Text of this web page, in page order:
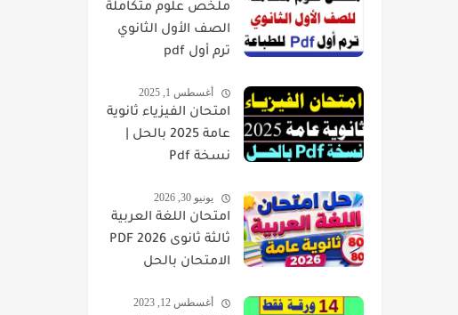
ملخص علوم متكاملة
الصف الأول الثانوي
ترم أول pdf
أغسطس 1, 2025
امتحان الفيزياء ثانوية
عامة 2025 بالحل |
نسخة Pdf
يونيو 30, 2026
امتحان اللغة العربية
ثالثة ثانوى 2026 PDF
الامتحان بالحل
أغسطس 12, 2023